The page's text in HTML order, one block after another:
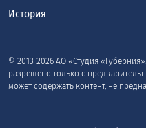
История
© 2013-2026 АО «Студия
разрешено только с
может содержать контент, не